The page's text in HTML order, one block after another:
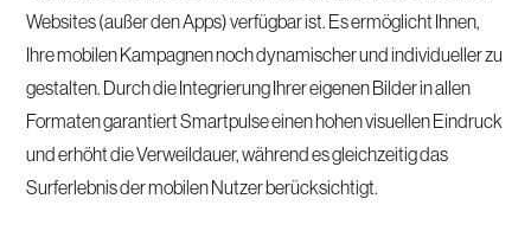
Websites (außer den Apps) verfügbar ist. Es ermöglicht Ihnen,
Ihre mobilen Kampagnen noch dynamischer und individueller zu
gestalten. Durch die Integrierung Ihrer eigenen Bilder in allen
Formaten garantiert Smartpulse einen hohen visuellen Eindruck
und erhöht die Verweildauer, während es gleichzeitig das
Surferlebnis der mobilen Nutzer berücksichtigt.